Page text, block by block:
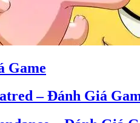
Game
– Đánh Giá